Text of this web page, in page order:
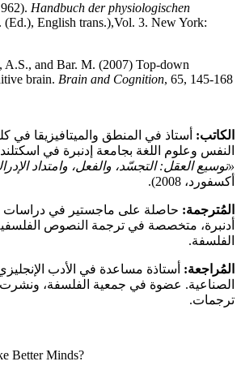
Handbuch der physiologischen
(Ed.), English trans.),Vol. 3. New York:
A.S., and Bar. M. (2007) Top-down
brain. Brain and Cognition, 65, 145-168
الكاتب: أستاذ في المنطق والميتافيزيقا في
النفس وعلوم اللغة بجامعة إدنبرة في
«توسيع العقل: التجسّد، والفعل، وامتداد
أكسفورد، 2008).
المُترجمة: حاصلة على ماجستير في دراسات
أدنبرة، متخصصة في ترجمة النصوص
الفلسفة.
المُراجعة: أستاذة مساعدة في الأدب
الصناعية. عضوة في جمعية الفلسفة، ونشرت
ترجمات.
?Do Thrifty Brains Make Better Minds